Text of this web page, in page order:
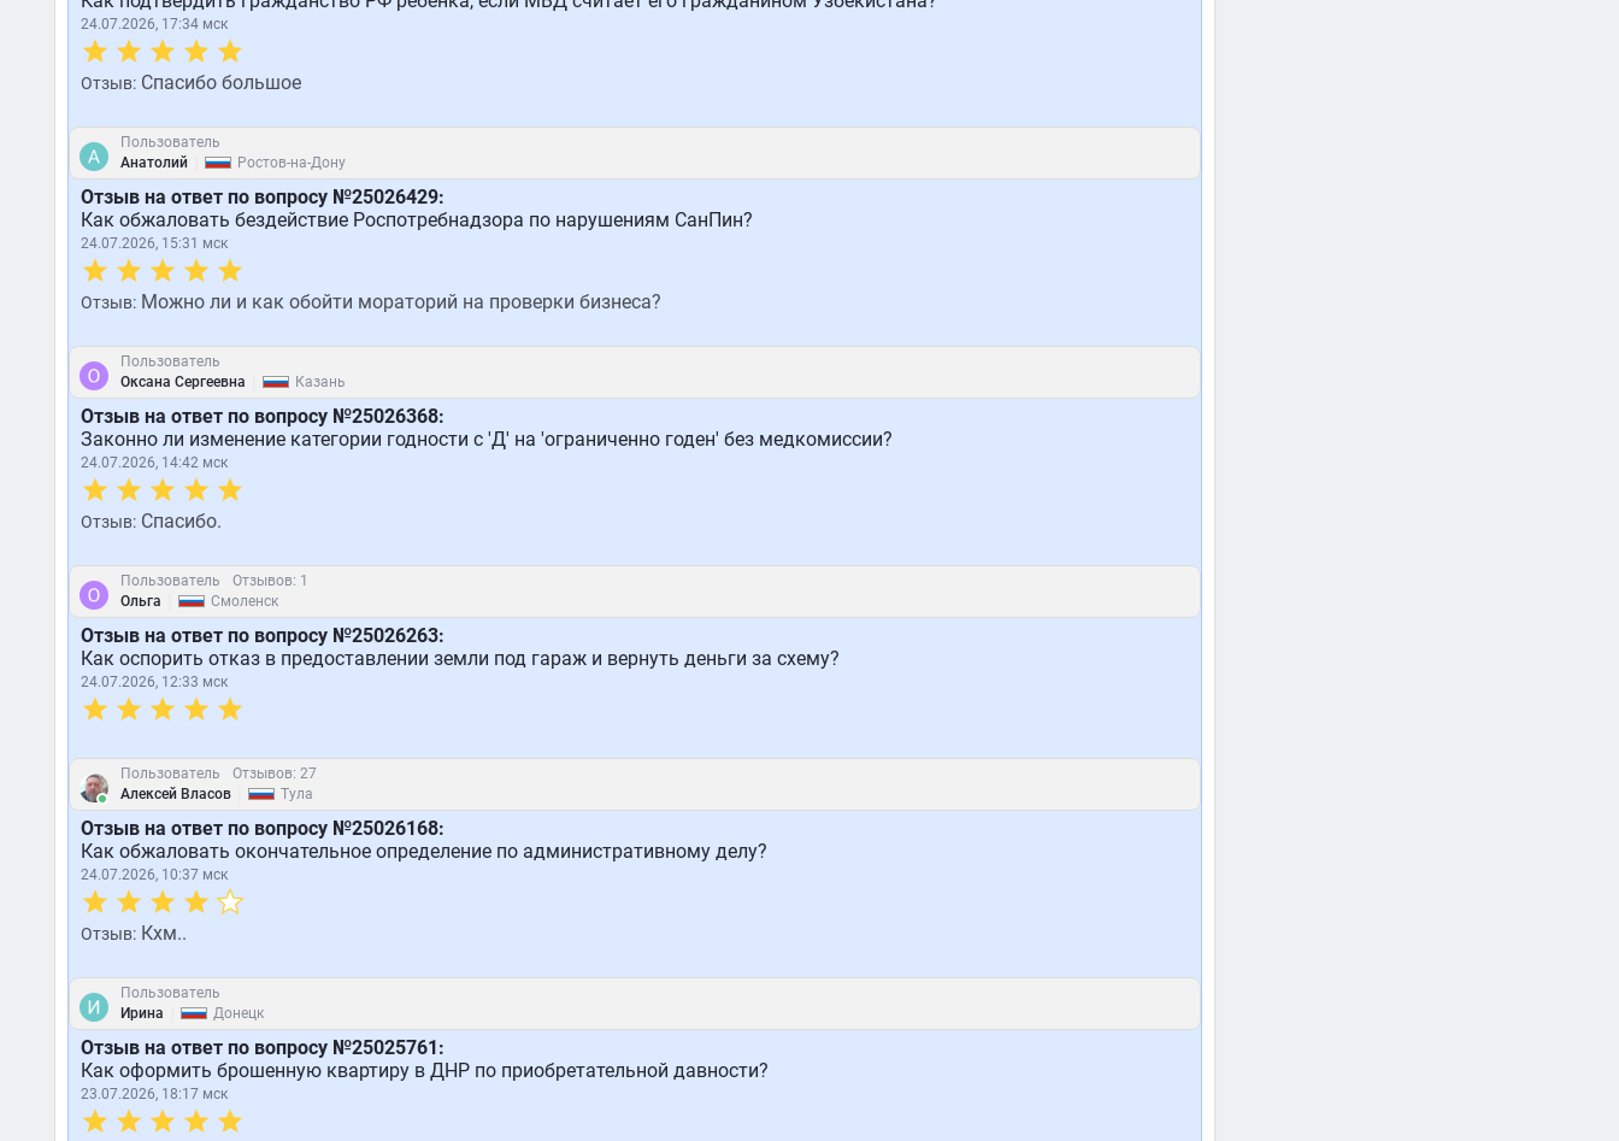
24.07.2026, 17:34 мск
Отзыв:Спасибо большое
Пользователь
Анатолий
Ростов-на-Дону
Отзыв на ответ по вопросу №25026429:
Как обжаловать бездействие Роспотребнадзора по нарушениям СанПин?
24.07.2026, 15:31 мск
Отзыв:Можно ли и как обойти мораторий на проверки бизнеса?
Пользователь
Оксана Сергеевна
Казань
Отзыв на ответ по вопросу №25026368:
Законно ли изменение категории годности с 'Д' на 'ограниченно годен' без медкомиссии?
24.07.2026, 14:42 мск
Отзыв:Спасибо.
Пользователь
Отзывов: 1
Ольга
Смоленск
Отзыв на ответ по вопросу №25026263:
Как оспорить отказ в предоставлении земли под гараж и вернуть деньги за схему?
24.07.2026, 12:33 мск
Пользователь
Отзывов: 27
Алексей Власов
Тула
Отзыв на ответ по вопросу №25026168:
Как обжаловать окончательное определение по административному делу?
24.07.2026, 10:37 мск
Отзыв:Кхм..
Пользователь
Ирина
Донецк
Отзыв на ответ по вопросу №25025761:
Как оформить брошенную квартиру в ДНР по приобретательной давности?
23.07.2026, 18:17 мск